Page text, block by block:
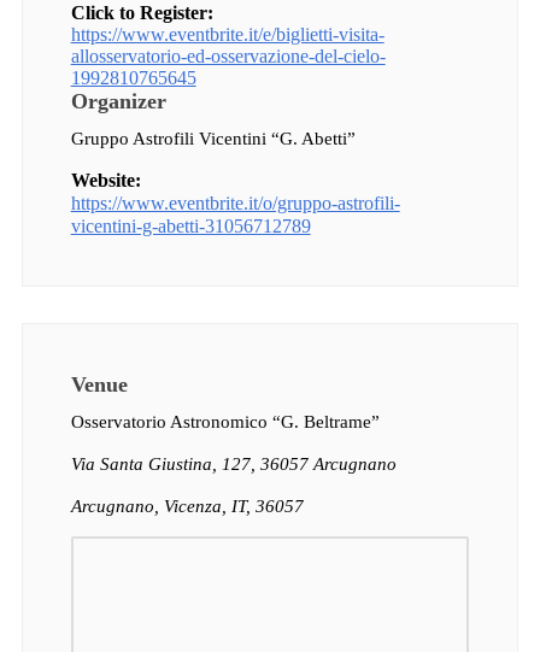
Click to Register:
https://www.eventbrite.it/e/biglietti-visita-
allosservatorio-ed-osservazione-del-cielo-
1992810765645
Organizer
Gruppo Astrofili Vicentini “G. Abetti”
Website:
https://www.eventbrite.it/o/gruppo-astrofili-
vicentini-g-abetti-31056712789
Venue
Osservatorio Astronomico “G. Beltrame”
Via Santa Giustina, 127, 36057 Arcugnano
Arcugnano, Vicenza, IT, 36057